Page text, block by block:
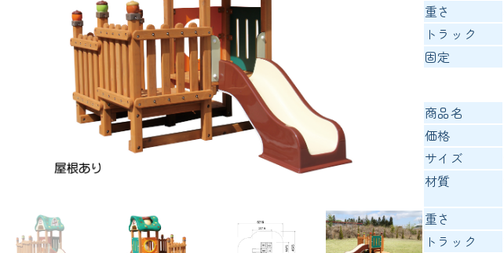
重さ
トラック
固定
商品名
価格
サイズ
材質
重さ
トラック